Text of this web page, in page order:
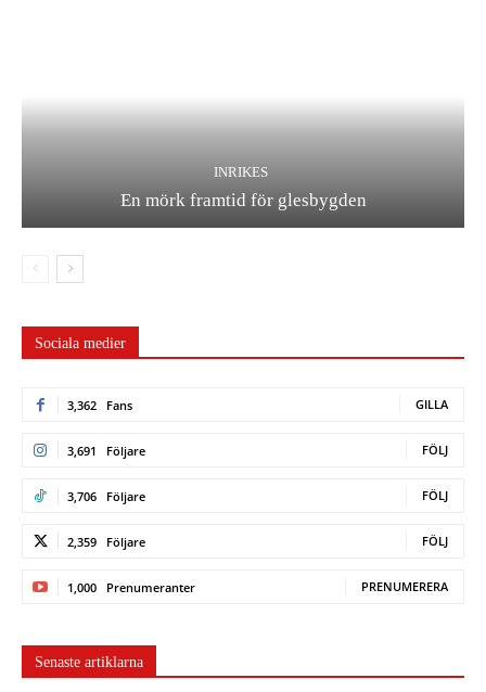
INRIKES
En mörk framtid för glesbygden
Sociala medier
3,362 Fans GILLA
3,691 Följare FÖLJ
3,706 Följare FÖLJ
2,359 Följare FÖLJ
1,000 Prenumeranter PRENUMERERA
Senaste artiklarna